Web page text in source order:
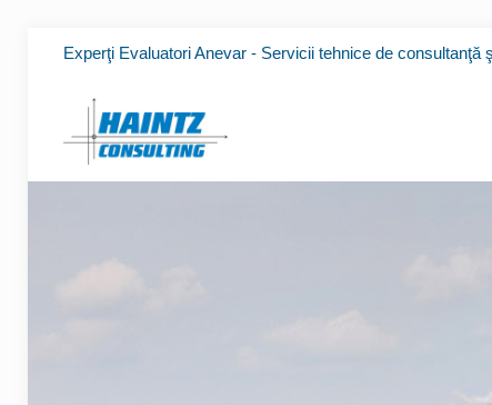
Experţi Evaluatori Anevar - Servicii tehnice de consultanţă